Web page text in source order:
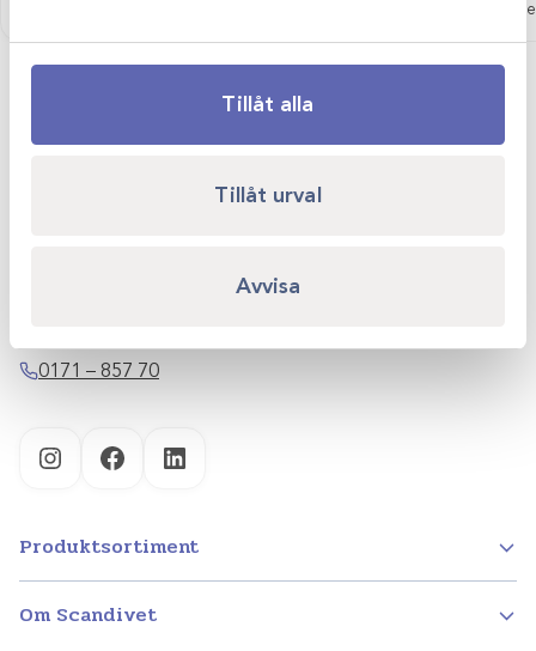
Tillåt alla
Tillåt urval
Avvisa
Logga in för att
0171 – 857 70
InstagramFacebookLinkedIn
Produktsortiment
Om Scandivet